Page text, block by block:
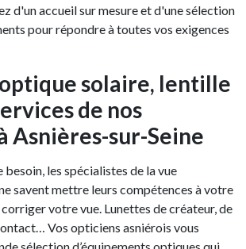
d'un accueil sur mesure et d'une sélection
pour répondre à toutes vos exigences
solaire, lentille
de nos
Asnières-sur-Seine
les spécialistes de la vue
savent mettre leurs compétences à votre
votre vue. Lunettes de créateur, de
Vos opticiens asniérois vous